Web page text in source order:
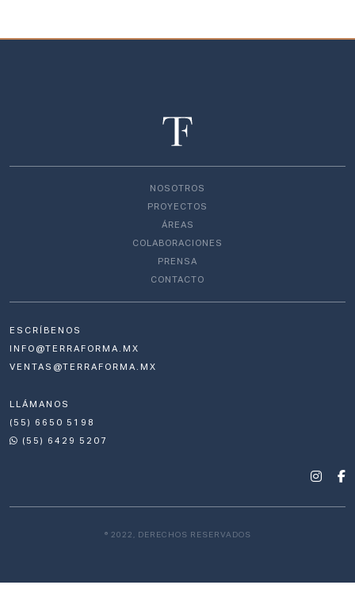
NOSOTROS
PROYECTOS
ÁREAS
COLABORACIONES
PRENSA
CONTACTO
ESCRÍBENOS
INFO@TERRAFORMA.MX
VENTAS@TERRAFORMA.MX
LLÁMANOS
(55) 6650 5198
(55) 6429 5207
® 2022, DERECHOS RESERVADOS